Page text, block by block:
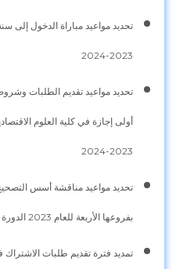
تحديد مواعيد مباراة الدخول إلى
2023-2024
تحديد مواعيد تقديم الطلبات
أولى إجازة في كلية العلوم
2023-2024
تحديد مواعيد مناقشة أسس التصحيح
بفروعها الأربعة للعام 2023 الدورة العادية
تمديد فترة تقديم طلبات الاشتراك